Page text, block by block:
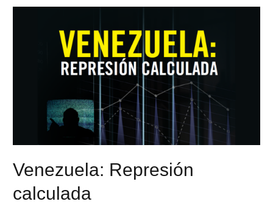
Venezuela: Represión
calculada